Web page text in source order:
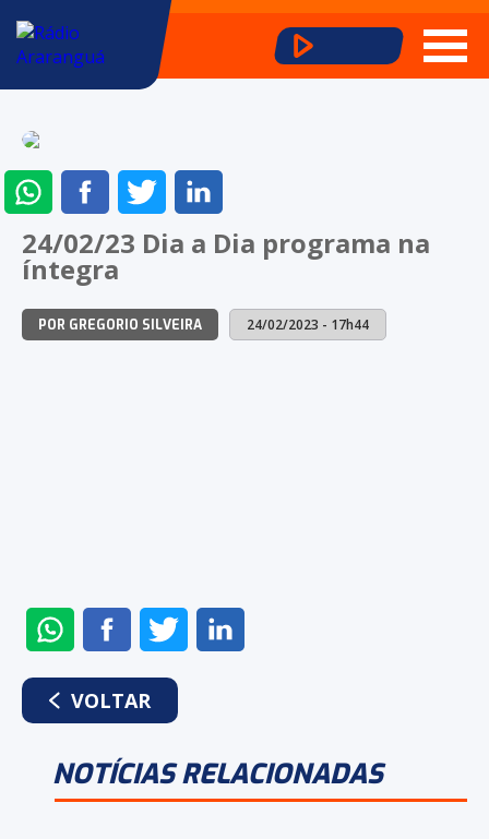
ENVIAR
NO
WHATSAPP
COMPARTILHAR
NO
FACEBOOK
COMPARTILHAR
NO
TWITTERLINKEDIN
24/02/23 Dia a Dia programa na
íntegra
POR GREGORIO SILVEIRA 24/02/2023 - 17h44
ENVIAR
NO
WHATSAPP
COMPARTILHAR
NO
FACEBOOK
COMPARTILHAR
NO
VOLTAR
NOTÍCIAS RELACIONADAS